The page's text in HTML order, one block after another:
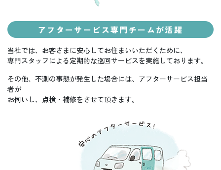
アフターサービス専門チームが活躍
当社では、お客さまに安心してお住まいいただくために、
専門スタッフによる定期的な巡回サービスを実施しております。
その他、不測の事態が発生した場合には、アフターサービス担当
者が
お伺いし、点検・補修をさせて頂きます。